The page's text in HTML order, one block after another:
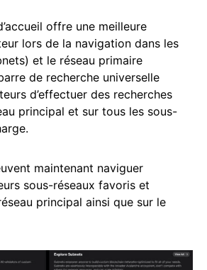
offre une meilleure
lors de la navigation dans les
et le réseau primaire
de recherche universelle
d’effectuer des recherches
principal et sur tous les sous-
maintenant naviguer
sous-réseaux favoris et
principal ainsi que sur le